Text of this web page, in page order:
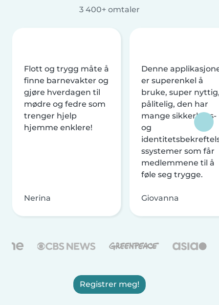
3 400+ omtaler
Flott og trygg måte å
finne barnevakter og
gjøre hverdagen til
mødre og fedre som
trenger hjelp
hjemme enklere!
Nerina
Denne
er superenkel å
bruke, super
pålitelig, den har
mange sikkerhets-
og
ssystemer som får
medlemmene til å
føle seg trygge.
Giovanna
Registrer meg!